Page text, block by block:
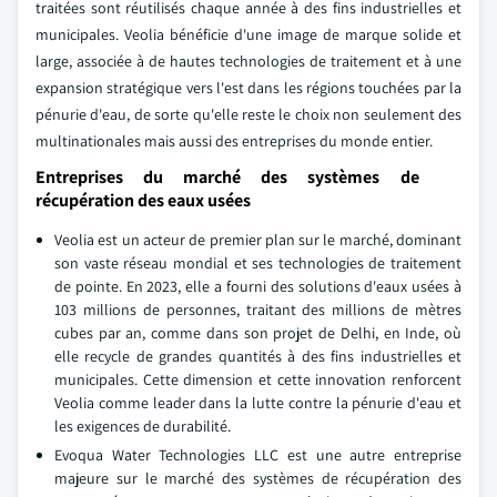
traitées sont réutilisés chaque année à des fins industrielles et
municipales. Veolia bénéficie d'une image de marque solide et
large, associée à de hautes technologies de traitement et à une
expansion stratégique vers l'est dans les régions touchées par la
pénurie d'eau, de sorte qu'elle reste le choix non seulement des
multinationales mais aussi des entreprises du monde entier.
Entreprises du marché des systèmes de
récupération des eaux usées
Veolia est un acteur de premier plan sur le marché, dominant
son vaste réseau mondial et ses technologies de traitement
de pointe. En 2023, elle a fourni des solutions d'eaux usées à
103 millions de personnes, traitant des millions de mètres
cubes par an, comme dans son projet de Delhi, en Inde, où
elle recycle de grandes quantités à des fins industrielles et
municipales. Cette dimension et cette innovation renforcent
Veolia comme leader dans la lutte contre la pénurie d'eau et
les exigences de durabilité.
Evoqua Water Technologies LLC est une autre entreprise
majeure sur le marché des systèmes de récupération des